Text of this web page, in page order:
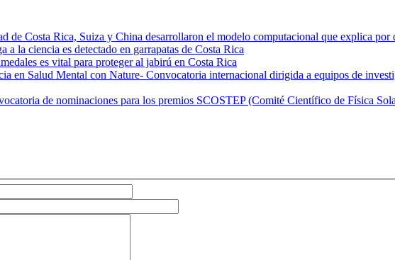
de Costa Rica, Suiza y China desarrollaron el modelo computacional que explica por
a la ciencia es detectado en garrapatas de Costa Rica
es vital para proteger al jabirú en Costa Rica
en Salud Mental con Nature- Convocatoria internacional dirigida a equipos de
de nominaciones para los premios SCOSTEP (Comité Científico de Física